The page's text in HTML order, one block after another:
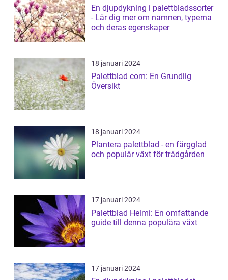
En djupdykning i palettbladssorter
- Lär dig mer om namnen, typerna
och deras egenskaper
18 januari 2024
Palettblad com: En Grundlig
Översikt
18 januari 2024
Plantera palettblad - en färgglad
och populär växt för trädgården
17 januari 2024
Palettblad Helmi: En omfattande
guide till denna populära växt
17 januari 2024